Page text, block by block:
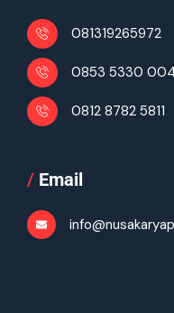
081319265972
0853 5330
0812 8782 5811
/ Email